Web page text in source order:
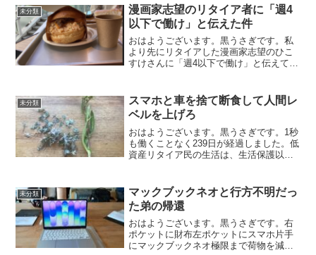
経常黒字ですが、円安が進みました。
「為替介入が―金利差がー...
未分類
漫画家志望のリタイア者に「週4
以下で働け」と伝えた件
おはようございます。黒うさぎです。私
より先にリタイアした漫画家志望のひこ
すけさんに「週4以下で働け」と伝えてき
り会社員時代はこういうことがよくあり
ました↓黒うさぎさん投...
未分類
スマホと車を捨て断食して人間レ
ベルを上げろ
おはようございます。黒うさぎです。1秒
も働くことなく239日が経過しました。低
資産リタイア民の生活は、生活保護以下
うか？老化が進み、目は悪くなり、病気
になって早死にしま...
未分類
マックブックネオと行方不明だっ
た弟の帰還
おはようございます。黒うさぎです。右
ポケットに財布左ポケットにスマホ片手
にマックブックネオ極限まで荷物を減ら